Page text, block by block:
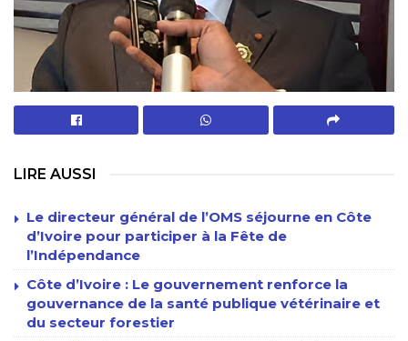
LIRE AUSSI
Le directeur général de l’OMS séjourne en Côte
d’Ivoire pour participer à la Fête de
l’Indépendance
Côte d’Ivoire : Le gouvernement renforce la
gouvernance de la santé publique vétérinaire et
du secteur forestier